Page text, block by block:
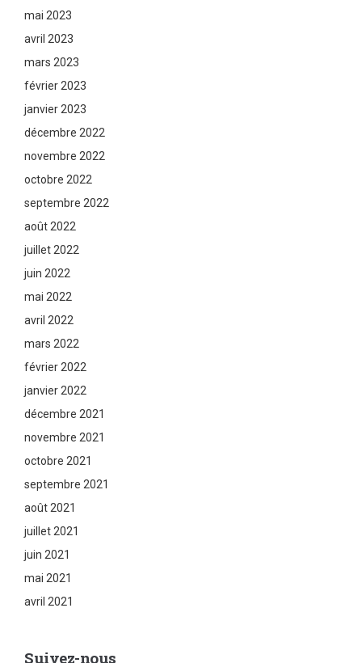
mai 2023
avril 2023
mars 2023
février 2023
janvier 2023
décembre 2022
novembre 2022
octobre 2022
septembre 2022
août 2022
juillet 2022
juin 2022
mai 2022
avril 2022
mars 2022
février 2022
janvier 2022
décembre 2021
novembre 2021
octobre 2021
septembre 2021
août 2021
juillet 2021
juin 2021
mai 2021
avril 2021
Suivez-nous